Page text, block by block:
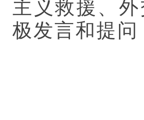
主义救援、
极发言和提